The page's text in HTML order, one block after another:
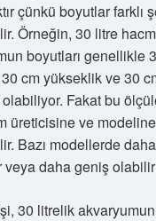
çünkü boyutlar farklı
Örneğin, 30 litre
boyutları genellikle
cm yükseklik ve 30
Fakat bu
üreticisine ve
Bazı modellerde
veya daha geniş
30 litrelik